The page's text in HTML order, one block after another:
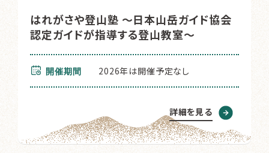
はれがさや登山塾 ～日本山岳ガイド協会
認定ガイドが指導する登山教室～
開催期間 2026年は開催予定なし
詳細を見る